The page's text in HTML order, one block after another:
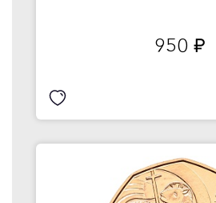
950 руб.